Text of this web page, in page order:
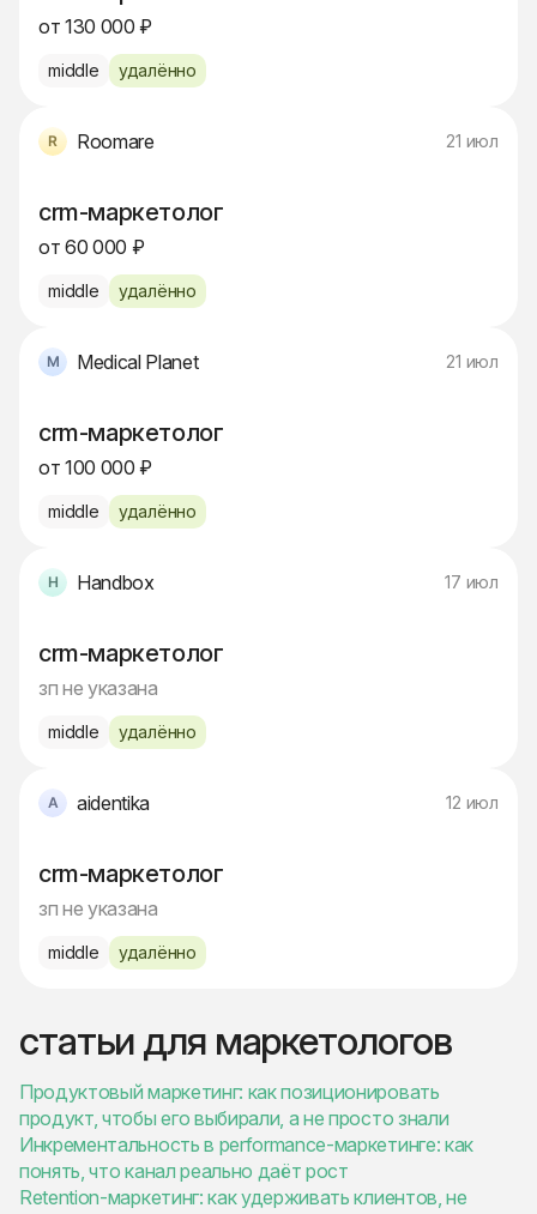
от 130 000 ₽
middle удалённо
Roomare 21 июл
crm-маркетолог
от 60 000 ₽
middle удалённо
Medical Planet 21 июл
crm-маркетолог
от 100 000 ₽
middle удалённо
Handbox 17 июл
crm-маркетолог
зп не указана
middle удалённо
aidentika 12 июл
crm-маркетолог
зп не указана
middle удалённо
статьи для маркетологов
Продуктовый маркетинг: как позиционировать
продукт, чтобы его выбирали, а не просто знали
Инкрементальность в performance-маркетинге: как
понять, что канал реально даёт рост
Retention-маркетинг: как удерживать клиентов, не